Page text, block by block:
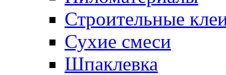
Строительные
Сухие смеси
Шпаклевка